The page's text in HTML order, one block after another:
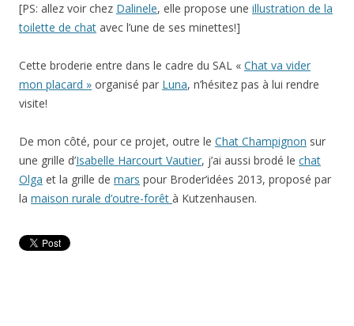
[PS: allez voir chez Dalinele, elle propose une illustration de la
toilette de chat avec l’une de ses minettes!]
Cette broderie entre dans le cadre du SAL « Chat va vider
mon placard » organisé par Luna, n’hésitez pas à lui rendre
visite!
De mon côté, pour ce projet, outre le Chat Champignon sur
une grille d’Isabelle Harcourt Vautier, j’ai aussi brodé le chat
Olga et la grille de mars pour Broder’idées 2013, proposé par
la maison rurale d’outre-forêt à Kutzenhausen.